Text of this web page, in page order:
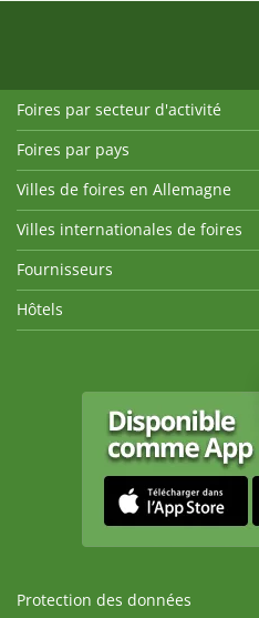
Foires par secteur d'activité
Foires par pays
Villes de foires en Allemagne
Villes internationales de foires
Fournisseurs
Hôtels
Protection des données